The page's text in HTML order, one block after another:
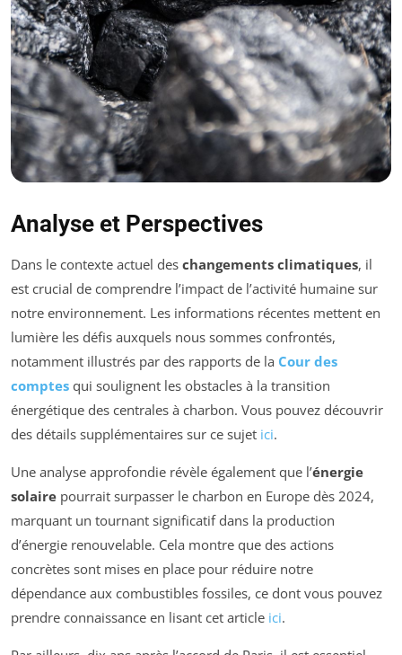
Analyse et Perspectives
Dans le contexte actuel des changements climatiques, il
est crucial de comprendre l’impact de l’activité humaine sur
notre environnement. Les informations récentes mettent en
lumière les défis auxquels nous sommes confrontés,
notamment illustrés par des rapports de la Cour des
comptes qui soulignent les obstacles à la transition
énergétique des centrales à charbon. Vous pouvez découvrir
des détails supplémentaires sur ce sujet ici.
Une analyse approfondie révèle également que l’énergie
solaire pourrait surpasser le charbon en Europe dès 2024,
marquant un tournant significatif dans la production
d’énergie renouvelable. Cela montre que des actions
concrètes sont mises en place pour réduire notre
dépendance aux combustibles fossiles, ce dont vous pouvez
prendre connaissance en lisant cet article ici.